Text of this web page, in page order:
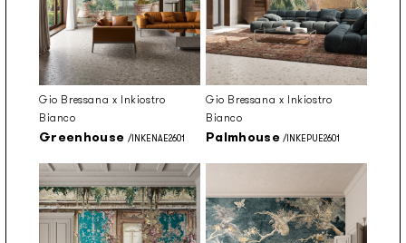
Gio Bressana x Inkiostro
Bianco
Greenhouse /INKENAE2601
Gio Bressana x Inkiostro
Bianco
Palmhouse /INKEPUE2601